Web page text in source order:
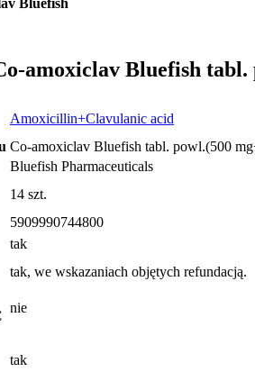
Bluefish
amoxiclav Bluefish tabl.
Amoxicillin+Clavulanic acid
Co-amoxiclav Bluefish tabl. powl.(500
Bluefish Pharmaceuticals
14 szt.
5909990744800
tak
tak, we wskazaniach objętych refundacją.
nie
tak